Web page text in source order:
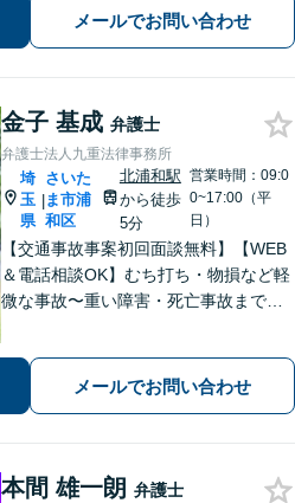
豊富】【示談成功・不起訴獲得の実績
豊富】あなたの権利を守り、最善の結
メールでお問い合わせ
金子 基成 弁護士
弁護士法人九重法律事務所
埼
玉
県
|
さいた
ま市浦
和区
北浦和駅
から徒歩
5分
営業時間：09:0
0~17:00（平
日）
【交通事故事案初回面談無料】【WEB
＆電話相談OK】むち打ち・物損など軽
微な事故〜重い障害・死亡事故まで、
解決まで全て弁護士が対応し、負担を
軽減します【北浦和駅7分】
メールでお問い合わせ
本間 雄一朗 弁護士